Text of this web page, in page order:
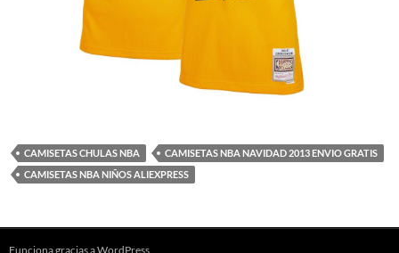
CAMISETAS CHULAS NBA
CAMISETAS NBA NAVIDAD 2013 ENVIO GRATIS
CAMISETAS NBA NIÑOS ALIEXPRESS
Funciona gracias a WordPress